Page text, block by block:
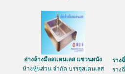
อ่างล้างมือสแตนเลส แขวนผนัง
ห้างหุ้นส่วน จำกัด บรรจุสเตนเลส
ราง
ราง